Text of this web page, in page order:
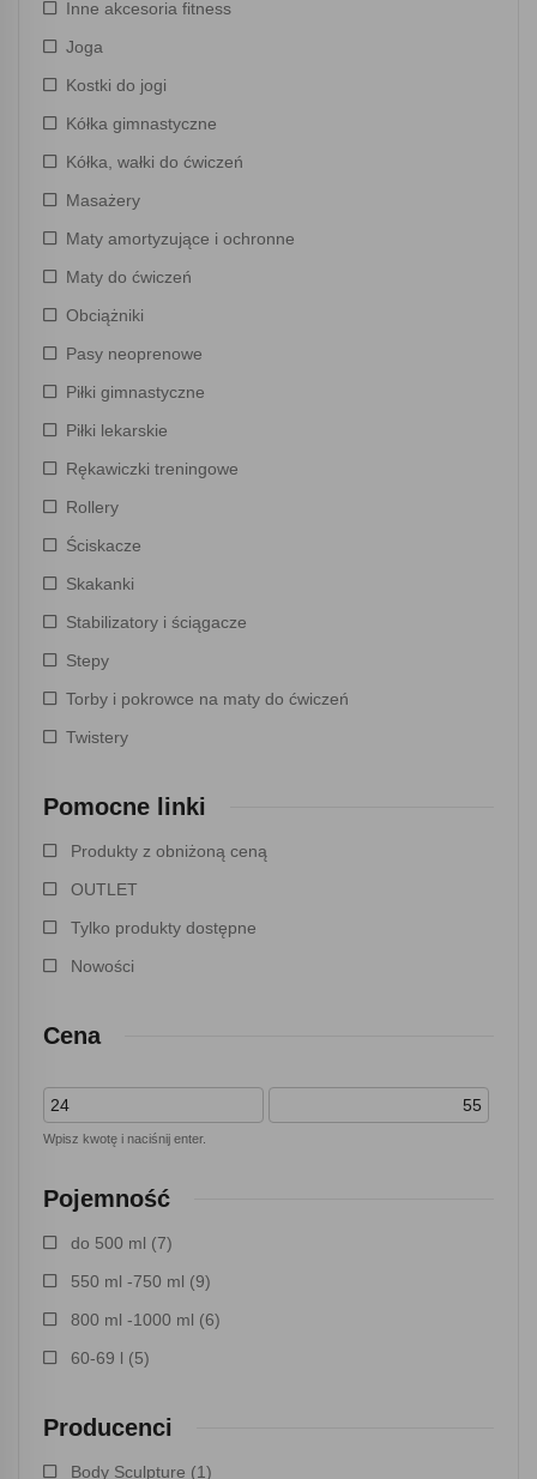
Inne akcesoria fitness
Joga
Kostki do jogi
Kółka gimnastyczne
Kółka, wałki do ćwiczeń
Masażery
Maty amortyzujące i ochronne
Maty do ćwiczeń
Obciążniki
Pasy neoprenowe
Piłki gimnastyczne
Piłki lekarskie
Rękawiczki treningowe
Rollery
Ściskacze
Skakanki
Stabilizatory i ściągacze
Stepy
Torby i pokrowce na maty do ćwiczeń
Twistery
Pomocne linki
Produkty z obniżoną ceną
OUTLET
Tylko produkty dostępne
Nowości
Cena
Wpisz kwotę i naciśnij enter.
Pojemność
do 500 ml (7)
550 ml -750 ml (9)
800 ml -1000 ml (6)
60-69 l (5)
Producenci
Body Sculpture (1)